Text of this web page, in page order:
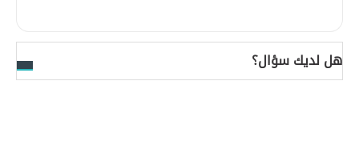
هل لديك سؤال؟